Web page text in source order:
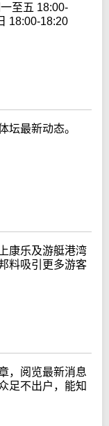
至五 18:00-
18:00-18:20
坛最新动态。
康乐及游艇港湾
料吸引更多游客
，阅览最新消息
足不出户，能知